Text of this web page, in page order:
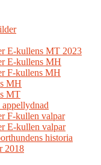
E-kullens MT 2023
E-kullens MH
F-kullens MH
MH
MT
F-kullen valpar
E-kullen valpar
historia
2018